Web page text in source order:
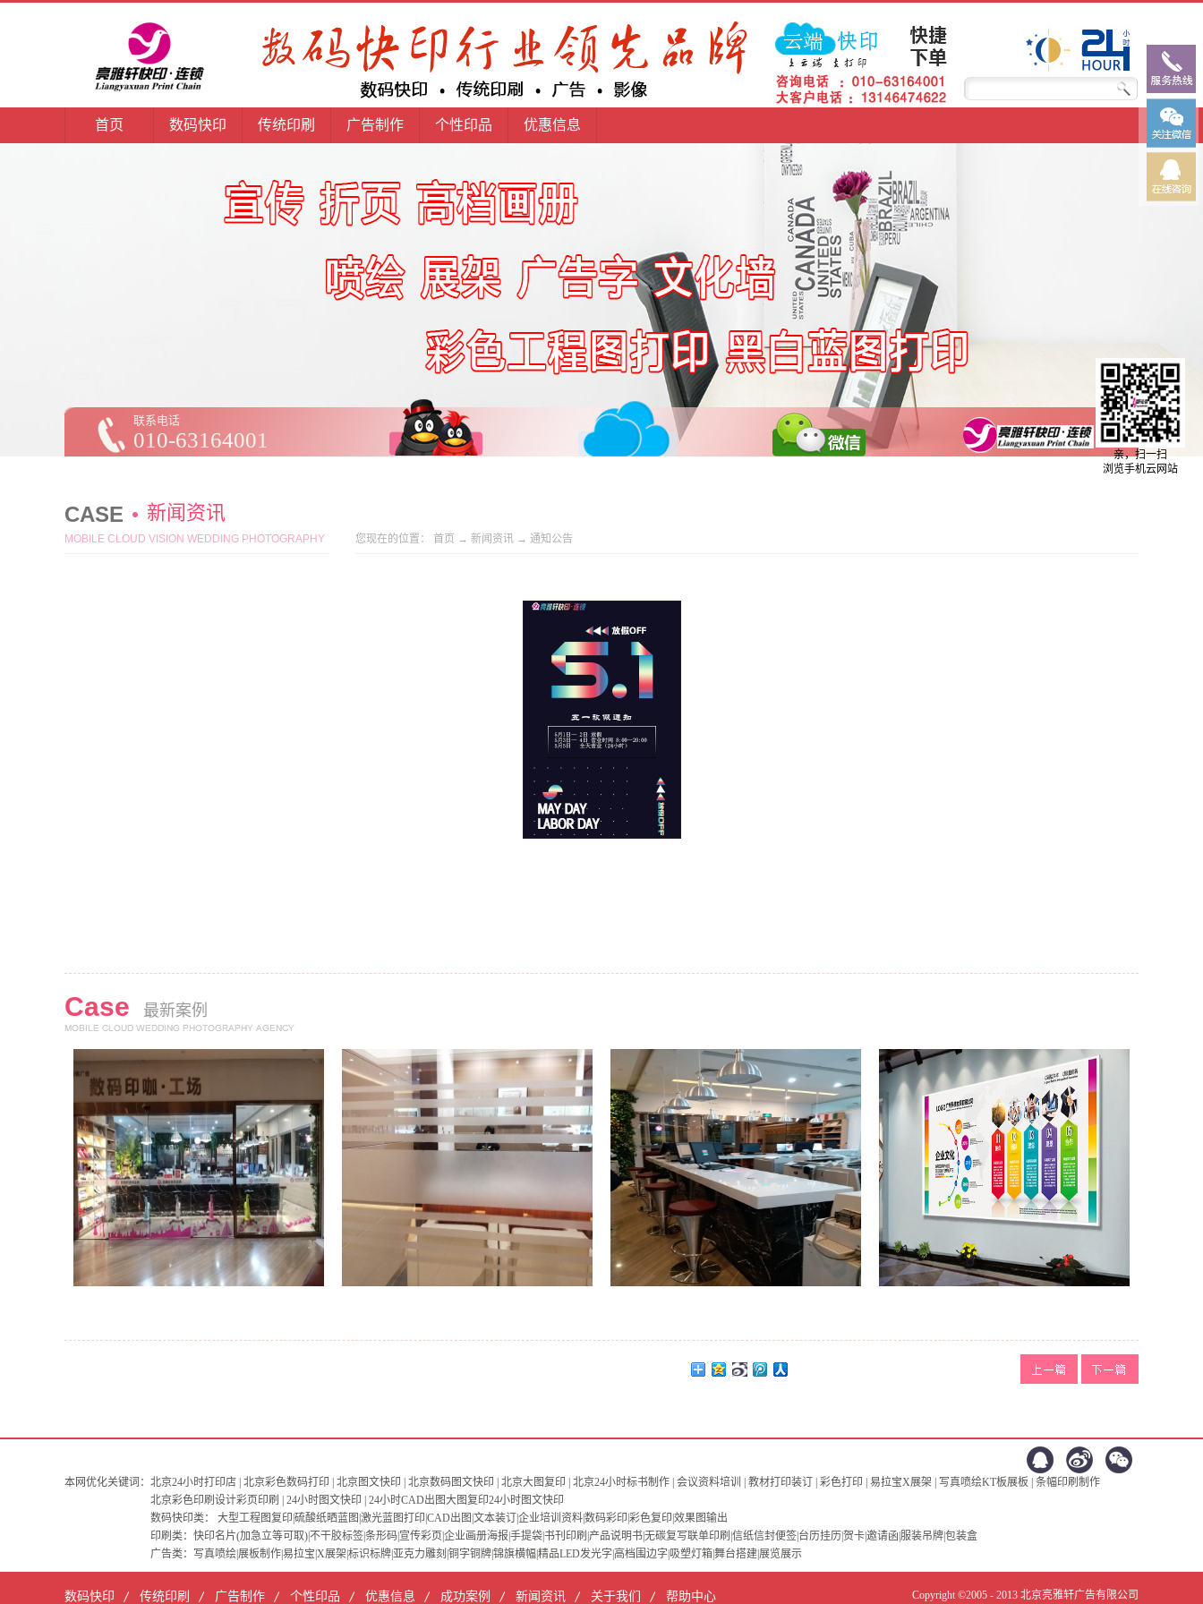
首页 数码快印 传统印刷 广告制作 个性印品 优惠信息
010-63164001
联系电话
新闻资讯
CASE
MOBILE CLOUD VISION WEDDING PHOTOGRAPHY 您现在的位置： 首页 → 新闻资讯 → 通知公告
Case 最新案例
More More
上
2019年总结
本网优化关键词： 北京24小时打印店 | 北京彩色数码打印 | 北京图文快印 | 北京数码图文快印 | 北京大图复印 | 北京24小时标书制作 | 会议资料培训 | 教材打印装订 | 彩色打印 | 易拉宝X展架 | 写真喷绘KT板展板 | 条幅印刷制作
北京彩色印刷设计彩页印刷 | 24小时图文快印 | 24小时CAD出图大图复印24小时图文快印
数码快印类： 大型工程图复印|硫酸纸晒蓝图|激光蓝图打印|CAD出图|文本装订|企业培训资料|数码彩印|彩色复印|效果图输出
印刷类：快印名片(加急立等可取)|不干胶标签|条形码|宣传彩页|企业画册海报|手提袋|书刊印刷|产品说明书|无碳复写联单印刷|信纸信封便签|台历挂历|贺卡|邀请函|服装吊牌|包装盒
广告类：写真喷绘|展板制作|易拉宝|X展架|标识标牌|亚克力雕刻|铜字铜牌|锦旗横幅|精品LED发光字|高档围边字|吸塑灯箱|舞台搭建|展览展示
数码快印 传统印刷 广告制作 个性印品 优惠信息 成功案例 新闻资讯 关于我们 帮助中心 Copyright ©2005 - 2013 北京亮雅轩广告有限公司
亲，扫一扫
浏览手机云网站